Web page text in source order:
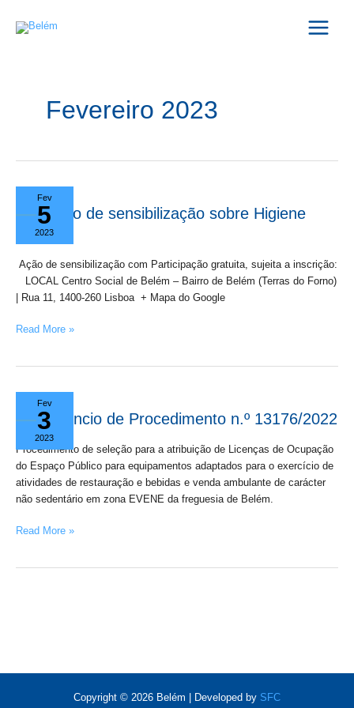
Fevereiro 2023
Fev
5
2023
Ação de sensibilização sobre Higiene
Mental.
Ação de sensibilização com Participação gratuita, sujeita a inscrição:
LOCAL Centro Social de Belém – Bairro de Belém (Terras do Forno)
| Rua 11, 1400-260 Lisboa + Mapa do Google
Ação
sensibilização
sobre
Higiene
Mental.
Read More »
Fev
3
2023
Anúncio de Procedimento n.º 13176/2022
Procedimento de seleção para a atribuição de Licenças de Ocupação
do Espaço Público para equipamentos adaptados para o exercício de
atividades de restauração e bebidas e venda ambulante de carácter
não sedentário em zona EVENE da freguesia de Belém.
Anúncio
Procedimento
n.º
13176/2022
Read More »
Copyright © 2026 Belém | Developed by SFC